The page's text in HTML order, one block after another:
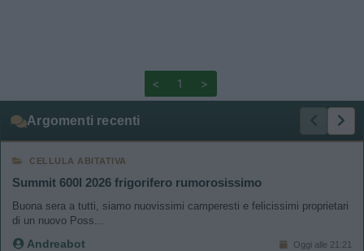
< 1 >
Argomenti recenti
CELLULA ABITATIVA
Summit 600l 2026 frigorifero rumorosissimo
Buona sera a tutti, siamo nuovissimi camperesti e felicissimi proprietari
di un nuovo Poss...
Andreabot Oggi alle 21:21